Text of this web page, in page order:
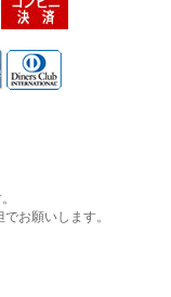
お願いします。